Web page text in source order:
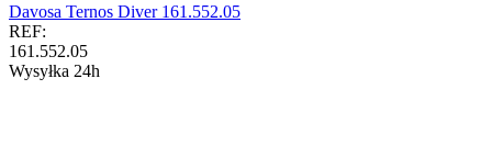
Davosa Ternos Diver 161.552.05
REF:
161.552.05
Wysyłka 24h